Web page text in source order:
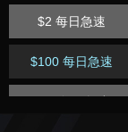
$11 周日大奖赛
$77 周日幸运7快速
賽[七人桌]
$2 每日急速
$100 每日急速